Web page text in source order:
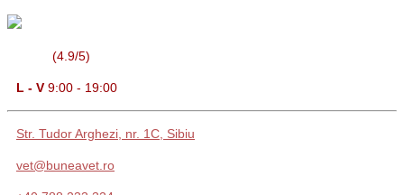
(4.9/5)
L - V 9:00 - 19:00
Str. Tudor Arghezi, nr. 1C, Sibiu
vet@buneavet.ro